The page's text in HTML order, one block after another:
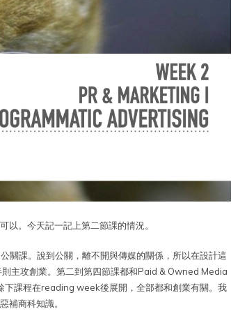
以。今天記一記上第二節課的情況。
課。說到公關，離不開與傳媒的關係，所以在設計這
主攻創業。第二到第四節課都和Paid & Owned Media
課程在reading week後展開，全部都和創業有關。我
補商科知識。